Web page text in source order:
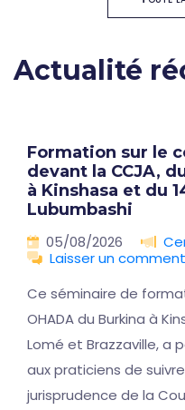
Actualité
Formation sur le
devant la CCJA,
à Kinshasa et du
Lubumbashi
05/08/2026
Laisser un
Ce séminaire de
OHADA du Burkina à
Lomé et Brazzaville, a
aux praticiens de
jurisprudence de la